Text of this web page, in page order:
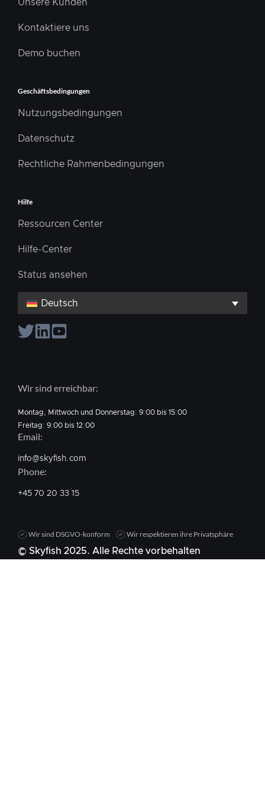
Unsere Kunden
Kontaktiere uns
Demo buchen
Geschäftsbedingungen
Nutzungsbedingungen
Datenschutz
Rechtliche Rahmenbedingungen
Hilfe
Ressourcen Center
Hilfe-Center
Status ansehen
Deutsch
Wir sind erreichbar:
Montag, Mittwoch und Donnerstag: 9:00 bis 15:00
Freitag: 9:00 bis 12:00
Email:
info@skyfish.com
Phone:
+45 70 20 33 15
Wir sind DSGVO-konform Wir respektieren ihre Privatsphäre
© Skyfish 2025. Alle Rechte vorbehalten